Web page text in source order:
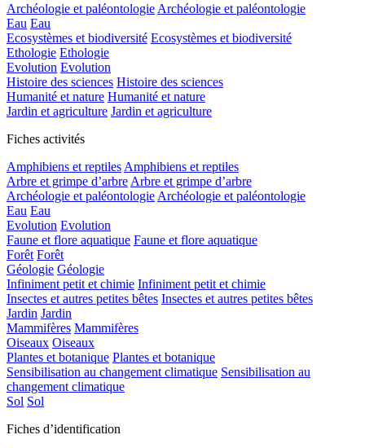
Archéologie et paléontologie Archéologie et paléontologie
Eau Eau
Ecosystèmes et biodiversité Ecosystèmes et biodiversité
Ethologie Ethologie
Evolution Evolution
Histoire des sciences Histoire des sciences
Humanité et nature Humanité et nature
Jardin et agriculture Jardin et agriculture
Fiches activités
Amphibiens et reptiles Amphibiens et reptiles
Arbre et grimpe d’arbre Arbre et grimpe d’arbre
Archéologie et paléontologie Archéologie et paléontologie
Eau Eau
Evolution Evolution
Faune et flore aquatique Faune et flore aquatique
Forêt Forêt
Géologie Géologie
Infiniment petit et chimie Infiniment petit et chimie
Insectes et autres petites bêtes Insectes et autres petites bêtes
Jardin Jardin
Mammifères Mammifères
Oiseaux Oiseaux
Plantes et botanique Plantes et botanique
Sensibilisation au changement climatique Sensibilisation au
changement climatique
Sol Sol
Fiches d’identification